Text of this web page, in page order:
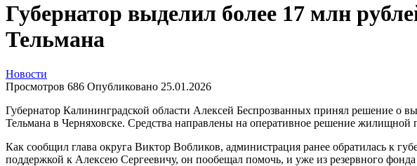
Губернатор выделил более 17 млн
Тельмана
Новости
Просмотров 686 Опубликовано 25.01.2026
Губернатор Калининградской области Алексей Беспрозванных принял решение о
Тельмана в Черняховске. Средства направлены на оперативное решение
Как сообщил глава округа Виктор Вобликов, администрация ранее обратилась к
поддержкой к Алексею Сергеевичу, он пообещал помочь, и уже из резервного